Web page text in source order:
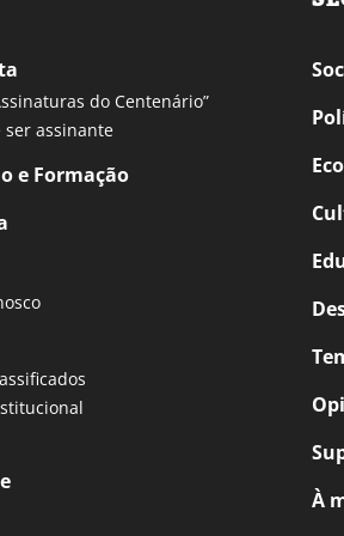
do Centenário”
ser assinante
e Formação
À